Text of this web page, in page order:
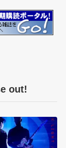
out!